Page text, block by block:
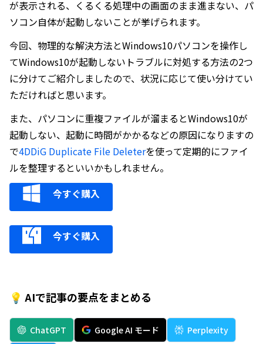
が表示される、くるくる処理中の画面のまま進まない、パ
ソコン自体が起動しないことが挙げられます。
今回、物理的な解決方法とWindows10パソコンを操作し
てWindows10が起動しないトラブルに対処する方法の2つ
に分けてご紹介しましたので、状況に応じて使い分けてい
ただければと思います。
また、パソコンに重複ファイルが溜まるとWindows10が
起動しない、起動に時間がかかるなどの原因になりますの
で4DDiG Duplicate File Deleterを使って定期的にファイ
ルを整理するといいかもしれません。
今すぐ購入
今すぐ購入
💡 AIで記事の要点をまとめる
ChatGPT Google AI モード Perplexity